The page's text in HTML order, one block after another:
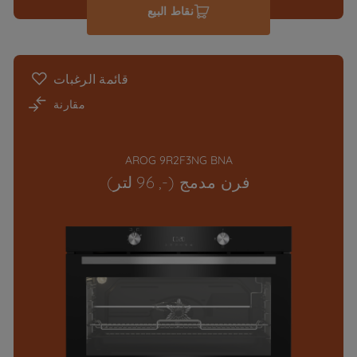
نقاط البيع
قائمة الرغبات
مقارنة
AROG 9R2F3NG BNA
فرن مدمج (-, 96 لتر)